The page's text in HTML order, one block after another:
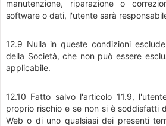
manutenzione, riparazione o
software o dati, l'utente sarà
12.9 Nulla in queste condizioni
della Società, che non può essere
applicabile.
12.10 Fatto salvo l'articolo 11.9,
proprio rischio e se non si è soddisfatti
Web o di uno qualsiasi dei presenti